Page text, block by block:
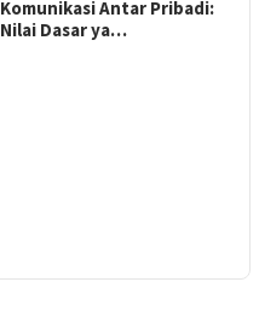
Komunikasi Antar Pribadi:
Nilai Dasar ya…